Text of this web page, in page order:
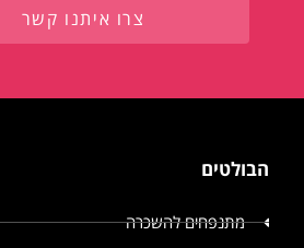
צרו איתנו קשר
הבולטים
מתנפחים להשכרה